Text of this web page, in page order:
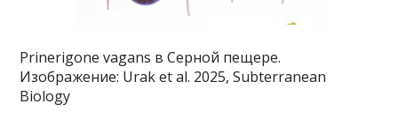
Prinerigone vagans в Серной пещере.
Изображение: Urak et al. 2025, Subterranean
Biology